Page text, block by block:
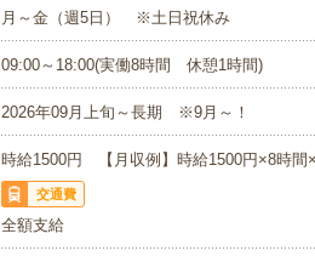
月～金（週5日） ※土日祝休み
09:00～18:00(実働8時間 休憩1時間)
2026年09月上旬～長期 ※9月～！
時給1500円 【月収例】時給1500円×8時間
交通費
全額支給